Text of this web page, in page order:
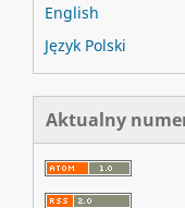
English
Język Polski
Aktualny